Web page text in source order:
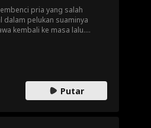
pria yang salah
dalam pelukan suaminya
kembali ke masa lalu.
Putar